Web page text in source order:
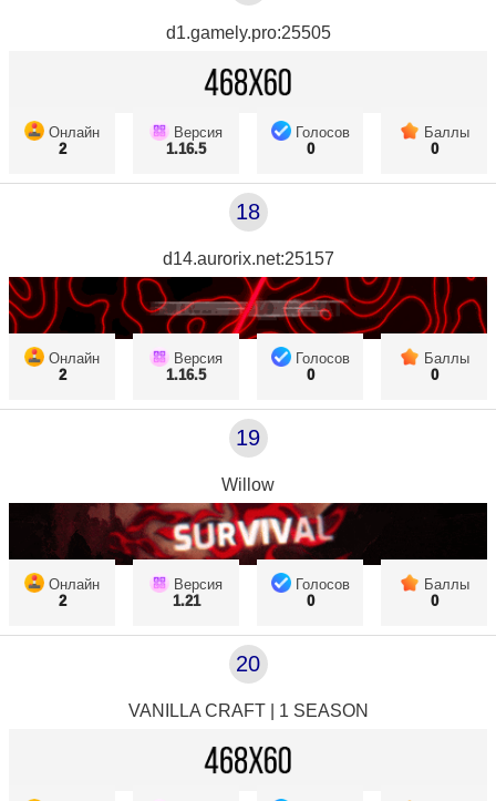
d1.gamely.pro:25505
Онлайн
2
Версия
1.16.5
Голосов
0
Баллы
0
18
d14.aurorix.net:25157
Онлайн
2
Версия
1.16.5
Голосов
0
Баллы
0
19
Willow
Онлайн
2
Версия
1.21
Голосов
0
Баллы
0
20
VANILLA CRAFT | 1 SEASON